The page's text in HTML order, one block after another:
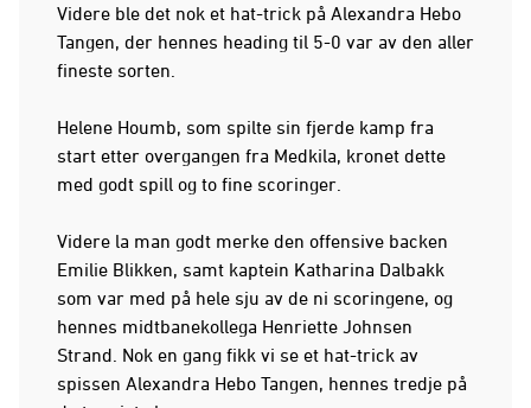
Videre ble det nok et hat-trick på Alexandra Hebo
Tangen, der hennes heading til 5-0 var av den aller
fineste sorten.
Helene Houmb, som spilte sin fjerde kamp fra
start etter overgangen fra Medkila, kronet dette
med godt spill og to fine scoringer.
Videre la man godt merke den offensive backen
Emilie Blikken, samt kaptein Katharina Dalbakk
som var med på hele sju av de ni scoringene, og
hennes midtbanekollega Henriette Johnsen
Strand. Nok en gang fikk vi se et hat-trick av
spissen Alexandra Hebo Tangen, hennes tredje på